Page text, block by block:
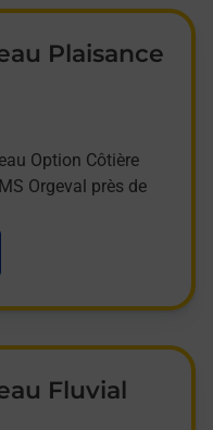
Plaisance
Option Côtière
Orgeval près de
Fluvial